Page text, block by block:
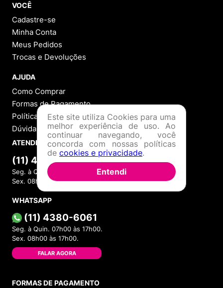
VOCÊ
Cadastre-se
Minha Conta
Meus Pedidos
Trocas e Devoluções
AJUDA
Como Comprar
Formas de Pagamento
Política de Troca
Dúvidas Frequentes
ATENDIMENTO
(11) 4380-6061
Seg. à Quin. 07h00 às 17h00.
Sex. 08h00 às 17h00.
WHATSAPP
(11) 4380-6061
Seg. à Quin. 07h00 às 17h00.
Sex. 08h00 às 17h00.
FALAR AGORA
FORMAS DE PAGAMENTO
Este site utiliza Cookies para uma
melhor experiência de uso. Ao
continuar navegando, você
concorda com nossas políticas
de cookies e privacidade.
Entendi